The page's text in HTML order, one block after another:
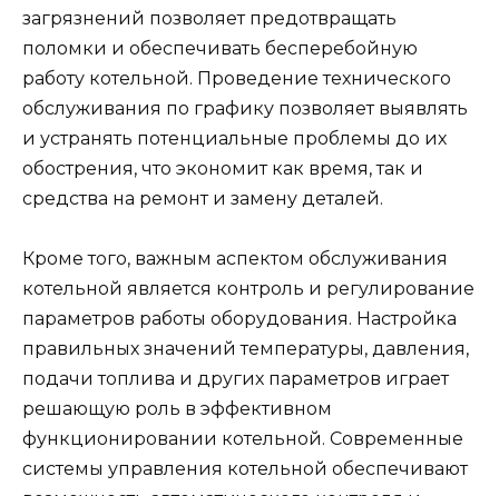
загрязнений позволяет предотвращать
поломки и обеспечивать бесперебойную
работу котельной. Проведение технического
обслуживания по графику позволяет выявлять
и устранять потенциальные проблемы до их
обострения, что экономит как время, так и
средства на ремонт и замену деталей.
Кроме того, важным аспектом обслуживания
котельной является контроль и регулирование
параметров работы оборудования. Настройка
правильных значений температуры, давления,
подачи топлива и других параметров играет
решающую роль в эффективном
функционировании котельной. Современные
системы управления котельной обеспечивают